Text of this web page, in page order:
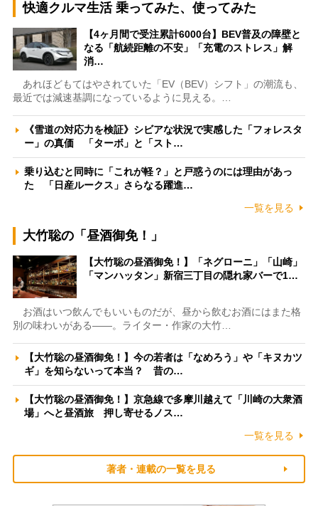
快適クルマ生活 乗ってみた、使ってみた
【4ヶ月間で受注累計6000台】BEV普及の障壁と
なる「航続距離の不安」「充電のストレス」解
消…
あれほどもてはやされていた「EV（BEV）シフト」の潮流も、
最近では減速基調になっているように見える。…
《雪道の対応力を検証》シビアな状況で実感した「フォレスタ
ー」の真価 「ターボ」と「スト…
乗り込むと同時に「これが軽？」と戸惑うのには理由があっ
た 「日産ルークス」さらなる躍進…
一覧を見る
大竹聡の「昼酒御免！」
【大竹聡の昼酒御免！】「ネグローニ」「山崎」
「マンハッタン」新宿三丁目の隠れ家バーで1…
お酒はいつ飲んでもいいものだが、昼から飲むお酒にはまた格
別の味わいがある――。ライター・作家の大竹…
【大竹聡の昼酒御免！】今の若者は「なめろう」や「キヌカツ
ギ」を知らないって本当？ 昔の…
【大竹聡の昼酒御免！】京急線で多摩川越えて「川崎の大衆酒
場」へと昼酒旅 押し寄せるノス…
一覧を見る
著者・連載の一覧を見る